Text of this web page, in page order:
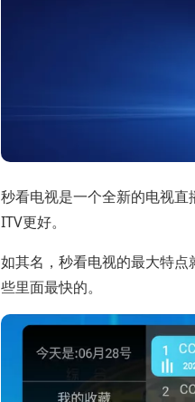
秒看电视是一个全新的电视
ITV更好。
如其名，秒看电视的最大特
些里面最快的。